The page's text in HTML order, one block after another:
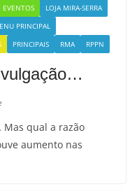
EVENTOS
LOJA MIRA-SERRA
PRINCIPAL
PRINCIPAIS RMA RPPN
qual a razão
aumento nas